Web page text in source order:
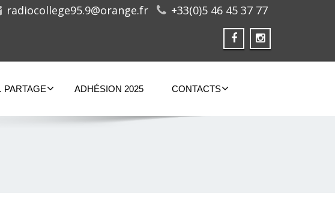
radiocollege95.9@orange.fr +33(0)5 46 45 37 77
ADHÉSION 2025 CONTACTS